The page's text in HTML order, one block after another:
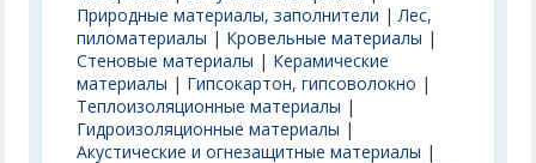
Природные материалы, заполнители |Лес,
пиломатериалы | Кровельные материалы |
Стеновые материалы | Керамические
материалы | Гипсокартон, гипсоволокно |
Теплоизоляционные материалы |
Гидроизоляционные материалы |
Акустические и огнезащитные материалы |